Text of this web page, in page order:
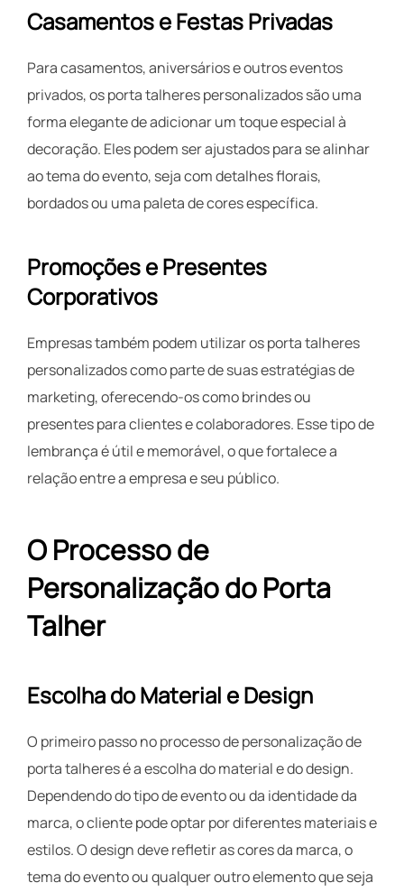
Casamentos e Festas Privadas
Para casamentos, aniversários e outros eventos
privados, os porta talheres personalizados são uma
forma elegante de adicionar um toque especial à
decoração. Eles podem ser ajustados para se alinhar
ao tema do evento, seja com detalhes florais,
bordados ou uma paleta de cores específica.
Promoções e Presentes
Corporativos
Empresas também podem utilizar os porta talheres
personalizados como parte de suas estratégias de
marketing, oferecendo-os como brindes ou
presentes para clientes e colaboradores. Esse tipo de
lembrança é útil e memorável, o que fortalece a
relação entre a empresa e seu público.
O Processo de
Personalização do Porta
Talher
Escolha do Material e Design
O primeiro passo no processo de personalização de
porta talheres é a escolha do material e do design.
Dependendo do tipo de evento ou da identidade da
marca, o cliente pode optar por diferentes materiais e
estilos. O design deve refletir as cores da marca, o
tema do evento ou qualquer outro elemento que seja